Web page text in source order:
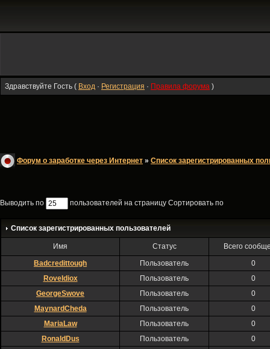
Здравствуйте Гость ( Вход · Регистрация · Правила форума )
Форум о заработке через Интернет » Список зарегистрированных
Выводить по пользователей на страницу Сортировать по
Список зарегистрированных пользователей
Имя Статус
Всего
Badcredittough
Пользователь
0
RoveIdiox
Пользователь
0
GeorgeSwove
Пользователь
0
MaynardCheda
Пользователь
0
MariaLaw
Пользователь
0
RonaldDus
Пользователь
0